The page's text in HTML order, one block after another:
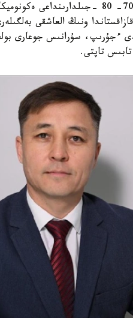
فليپپينگ ا ق ش-تا وتكەن عاسىردىڭ 70-
ءجۇرىپ، سۇرانىس جوعارى
تاپتى.